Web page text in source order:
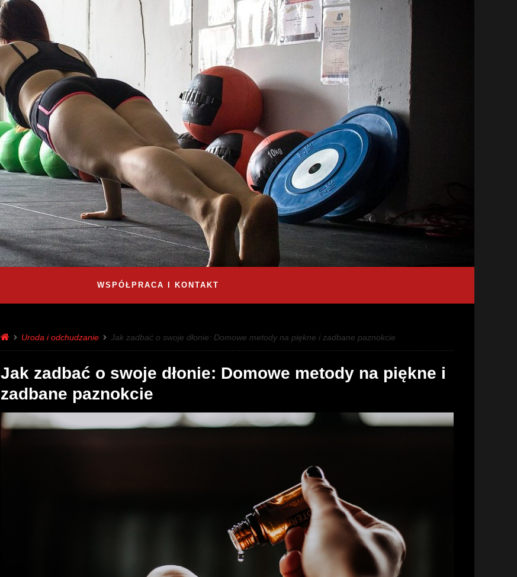
WSPÓŁPRACA I KONTAKT
Uroda i odchudzanie Jak zadbać o swoje dłonie: Domowe metody na piękne i zadbane paznokcie
Jak zadbać o swoje dłonie: Domowe metody na piękne i
zadbane paznokcie